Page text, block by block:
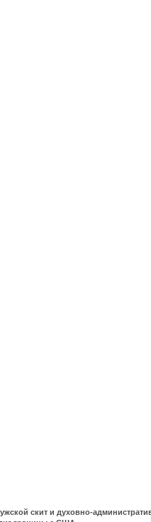
скит и духовно-